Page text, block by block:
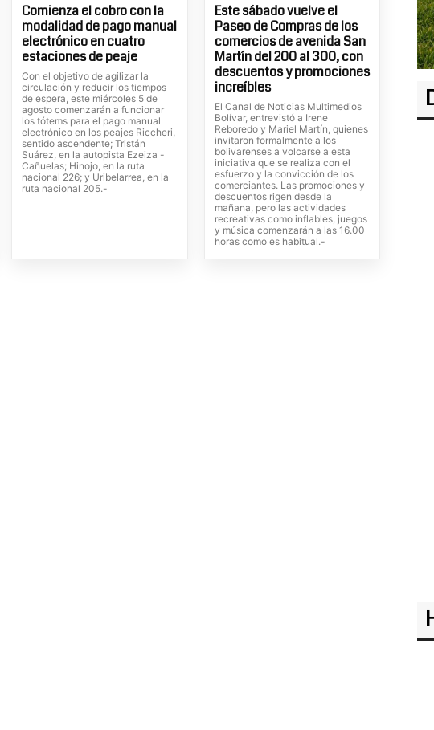
Comienza el cobro con la
modalidad de pago manual
electrónico en cuatro
estaciones de peaje
Con el objetivo de agilizar la
circulación y reducir los tiempos
de espera, este miércoles 5 de
agosto comenzarán a funcionar
los tótems para el pago manual
electrónico en los peajes Riccheri,
sentido ascendente; Tristán
Suárez, en la autopista Ezeiza -
Cañuelas; Hinojo, en la ruta
nacional 226; y Uribelarrea, en la
ruta nacional 205.-
Este sábado vuelve el
Paseo de Compras de los
comercios de avenida San
Martín del 200 al 300, con
descuentos y promociones
increíbles
El Canal de Noticias Multimedios
Bolívar, entrevistó a Irene
Reboredo y Mariel Martín, quienes
invitaron formalmente a los
bolivarenses a volcarse a esta
iniciativa que se realiza con el
esfuerzo y la convicción de los
comerciantes. Las promociones y
descuentos rigen desde la
mañana, pero las actividades
recreativas como inflables, juegos
y música comenzarán a las 16.00
horas como es habitual.-